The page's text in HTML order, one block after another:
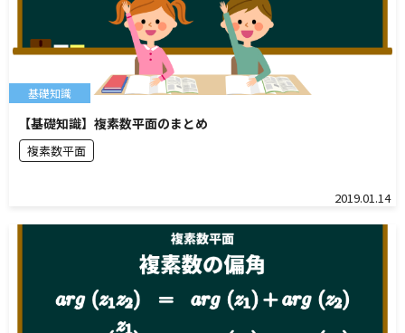
【基礎知識】複素数平面のまとめ
複素数平面
基礎知識
2019.01.14